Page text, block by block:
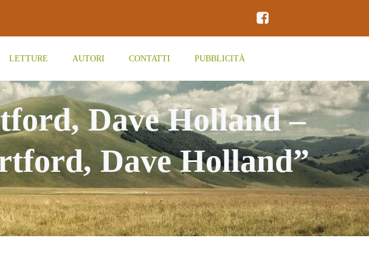
LETTURE AUTORI CONTATTI PUBBLICITÀ
Dave Holland –
Dave Holland”